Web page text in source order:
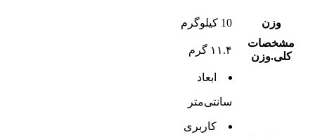
وزن
10 کیلوگرم
مشخصات
کلی.وزن
۱۱.۴ گرم
ابعاد
سانتی‌متر
کاربری